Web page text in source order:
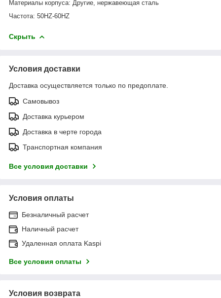
Материалы корпуса: Другие, нержавеющая сталь
Частота: 50HZ-60HZ
Скрыть
Условия доставки
Доставка осуществляется только по предоплате.
Самовывоз
Доставка курьером
Доставка в черте города
Транспортная компания
Все условия доставки
Условия оплаты
Безналичный расчет
Наличный расчет
Удаленная оплата Kaspi
Все условия оплаты
Условия возврата